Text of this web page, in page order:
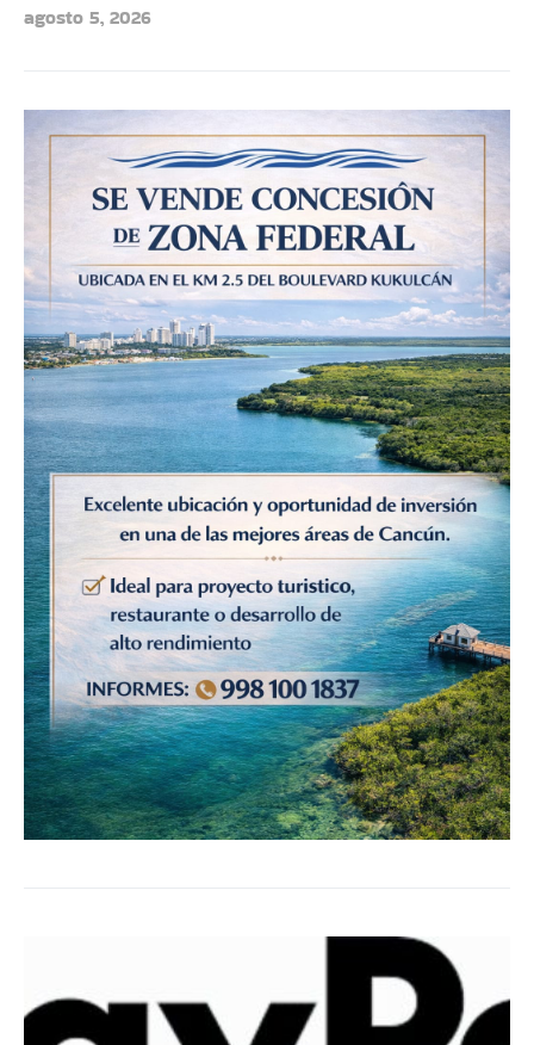
agosto 5, 2026